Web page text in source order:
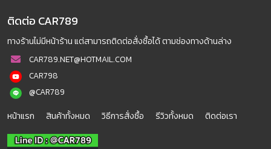
ติดต่อ CAR789
ทางร้านไม่มีหน้าร้าน แต่สามารถติดต่อสั่งซื้อได้ ตามช่องทางด้านล่าง
CAR789.NET@HOTMAIL.COM
CAR798
@CAR789
หน้าแรก สินค้าทั้งหมด วิธีการสั่งซื้อ รีวิวทั้งหมด ติดต่อเรา